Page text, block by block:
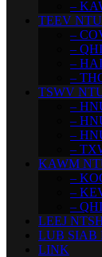
–
TEEV
–
–
–
–
TSWV
–
–
–
–
KAWM
–
–
–
LEEJ
LUB SIAB
LINK